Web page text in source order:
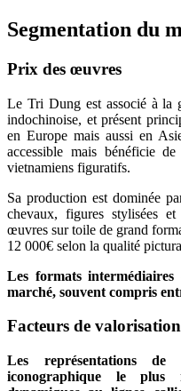
Segmentation du
Prix des œuvres
Le Tri Dung est associé à la
indochinoise, et présent
en Europe mais aussi en
accessible mais bénéficie
vietnamiens figuratifs.
Sa production est dominée
chevaux, figures stylisées
œuvres sur toile de grand
12 000€ selon la qualité
Les formats
marché, souvent compris
Facteurs de valorisation
Les représentations de
iconographique le plus